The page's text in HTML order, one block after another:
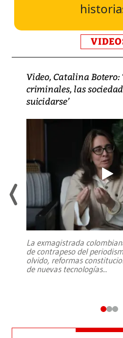
Video, Catalina Botero:
criminales, las
suicidarse’
La exmagistrada
de contrapeso del
olvido, reformas
de nuevas tecnologías...